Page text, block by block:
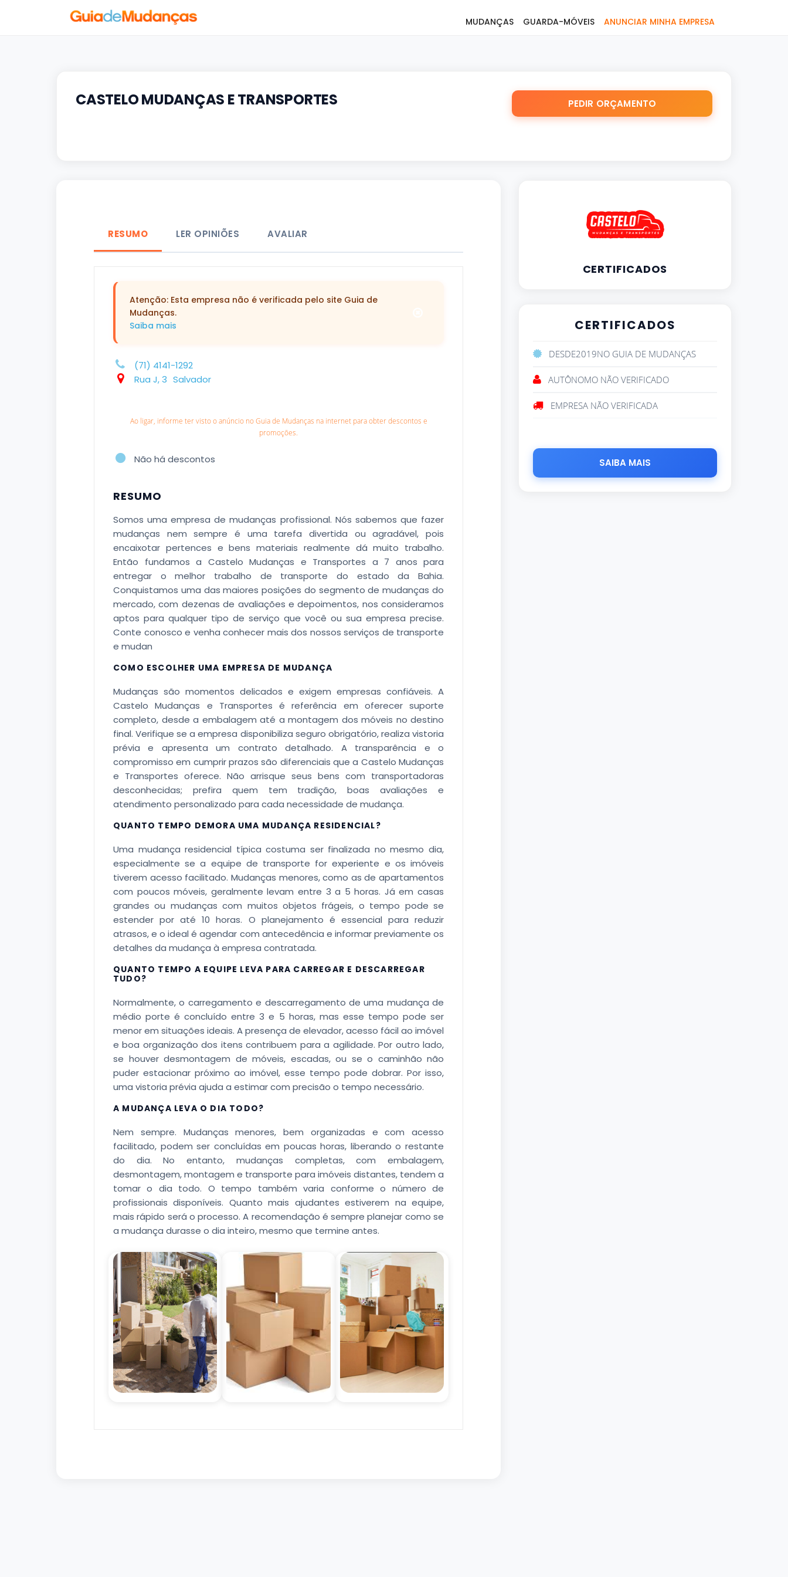
MUDANÇAS GUARDA-MÓVEIS ANUNCIAR MINHA EMPRESA
CASTELO MUDANÇAS E TRANSPORTES PEDIR ORÇAMENTO
RESUMO LER OPINIÕES AVALIAR
Atenção: Esta empresa não é verificada pelo site Guia de
Mudanças.
Saiba mais
(71) 4141-1292
Rua J, 3 Salvador
Ao ligar, informe ter visto o anúncio no Guia de Mudanças na internet para obter descontos e
promoções.
Não há descontos
RESUMO
Somos uma empresa de mudanças profissional. Nós sabemos que fazer
mudanças nem sempre é uma tarefa divertida ou agradável, pois
encaixotar pertences e bens materiais realmente dá muito trabalho.
Então fundamos a Castelo Mudanças e Transportes a 7 anos para
entregar o melhor trabalho de transporte do estado da Bahia.
Conquistamos uma das maiores posições do segmento de mudanças do
mercado, com dezenas de avaliações e depoimentos, nos consideramos
aptos para qualquer tipo de serviço que você ou sua empresa precise.
Conte conosco e venha conhecer mais dos nossos serviços de transporte
e mudan
COMO ESCOLHER UMA EMPRESA DE MUDANÇA
Mudanças são momentos delicados e exigem empresas confiáveis. A
Castelo Mudanças e Transportes é referência em oferecer suporte
completo, desde a embalagem até a montagem dos móveis no destino
final. Verifique se a empresa disponibiliza seguro obrigatório, realiza vistoria
prévia e apresenta um contrato detalhado. A transparência e o
compromisso em cumprir prazos são diferenciais que a Castelo Mudanças
e Transportes oferece. Não arrisque seus bens com transportadoras
desconhecidas; prefira quem tem tradição, boas avaliações e
atendimento personalizado para cada necessidade de mudança.
QUANTO TEMPO DEMORA UMA MUDANÇA RESIDENCIAL?
Uma mudança residencial típica costuma ser finalizada no mesmo dia,
especialmente se a equipe de transporte for experiente e os imóveis
tiverem acesso facilitado. Mudanças menores, como as de apartamentos
com poucos móveis, geralmente levam entre 3 a 5 horas. Já em casas
grandes ou mudanças com muitos objetos frágeis, o tempo pode se
estender por até 10 horas. O planejamento é essencial para reduzir
atrasos, e o ideal é agendar com antecedência e informar previamente os
detalhes da mudança à empresa contratada.
QUANTO TEMPO A EQUIPE LEVA PARA CARREGAR E DESCARREGAR
TUDO?
Normalmente, o carregamento e descarregamento de uma mudança de
médio porte é concluído entre 3 e 5 horas, mas esse tempo pode ser
menor em situações ideais. A presença de elevador, acesso fácil ao imóvel
e boa organização dos itens contribuem para a agilidade. Por outro lado,
se houver desmontagem de móveis, escadas, ou se o caminhão não
puder estacionar próximo ao imóvel, esse tempo pode dobrar. Por isso,
uma vistoria prévia ajuda a estimar com precisão o tempo necessário.
A MUDANÇA LEVA O DIA TODO?
Nem sempre. Mudanças menores, bem organizadas e com acesso
facilitado, podem ser concluídas em poucas horas, liberando o restante
do dia. No entanto, mudanças completas, com embalagem,
desmontagem, montagem e transporte para imóveis distantes, tendem a
tomar o dia todo. O tempo também varia conforme o número de
profissionais disponíveis. Quanto mais ajudantes estiverem na equipe,
mais rápido será o processo. A recomendação é sempre planejar como se
a mudança durasse o dia inteiro, mesmo que termine antes.
CERTIFICADOS
CERTIFICADOS
DESDE2019NO GUIA DE MUDANÇAS
AUTÔNOMO NÃO VERIFICADO
EMPRESA NÃO VERIFICADA
SAIBA MAIS